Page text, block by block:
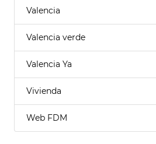
Valencia
Valencia verde
Valencia Ya
Vivienda
Web FDM